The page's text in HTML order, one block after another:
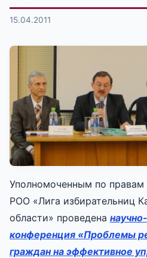
15.04.2011
Уполномоченным по правам
РОО «Лига избирательниц
области» проведена
конференция «Проблемы
граждан на эффективное